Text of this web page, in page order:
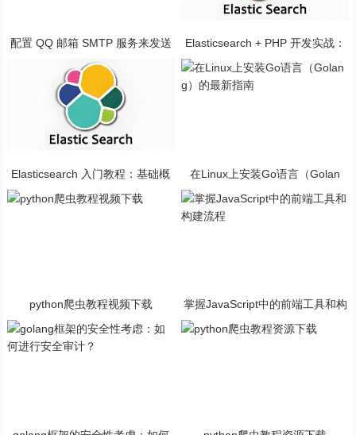
配置 QQ 邮箱 SMTP 服务来发送
邮件
Elasticsearch + PHP 开发实战：
从入门到应用
Elasticsearch 入门教程：基础概
在Linux上安装Go语言（Golan
python爬虫教程视频下载
掌握JavaScript中的前端工具和构
建流程